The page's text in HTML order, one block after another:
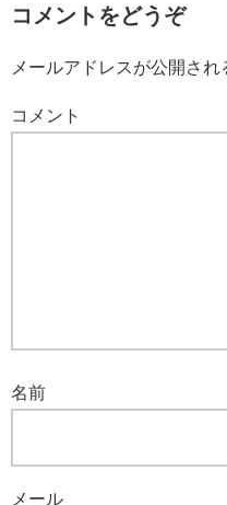
コメントをどうぞ
メールアドレスが公開され
コメント
名前
メール